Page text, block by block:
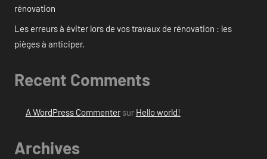
rénovation
Les erreurs à éviter lors de vos travaux de rénovation : les
pièges à anticiper.
Recent Comments
A WordPress Commentersur Hello world!
Archives